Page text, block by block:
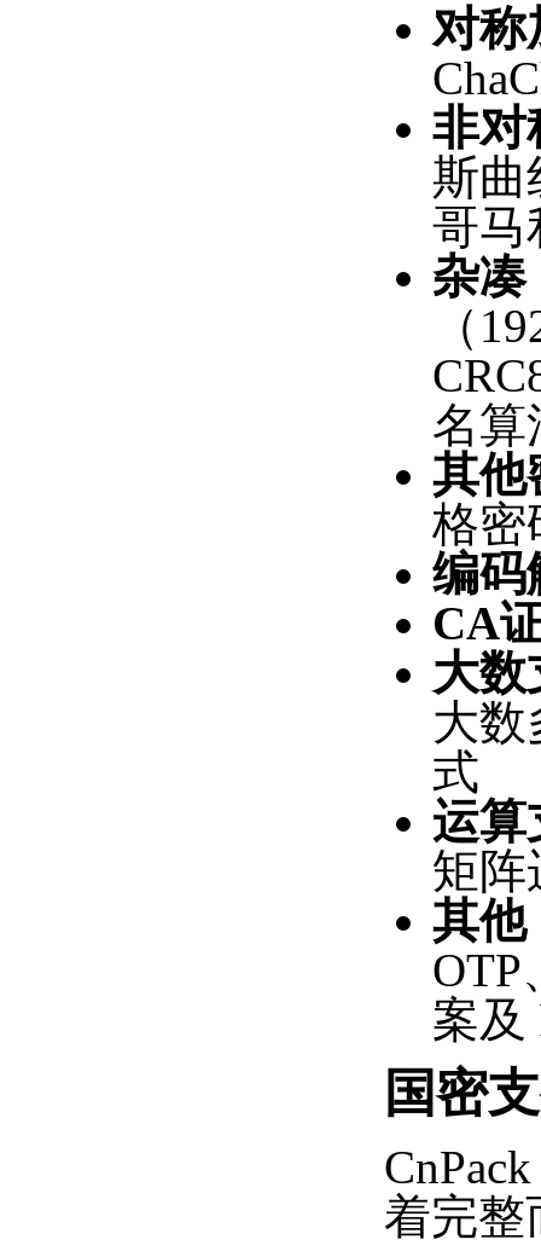
对称
非对
斯曲
哥马
杂凑
（
名算
其他
格密
编码
CA
大数
大数
式
运算
矩阵
其他
OTP
案及
国密
着完整